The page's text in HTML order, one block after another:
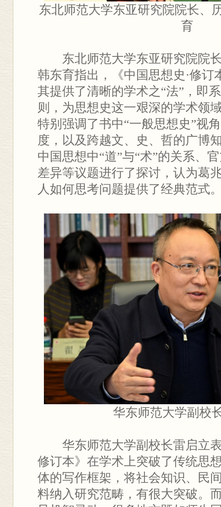
东北师范大学东亚研究院院长、
育
东北师范大学东亚研究院院
韩东育指出，《中国思想史·修订
其提供了清晰的学术之“法”，即
则，为思想史这一艰深的学术领
特别强调了书中“一般思想史”视
度，以及跨越文、史、哲的广博
中国思想中“道”与“术”的关系、
差异等议题进行了探讨，认为葛
人如何思考问题提供了经典范式
华东师范大学副校
华东师范大学副校长雷启立
修订本》在学术上突破了传统思
体的写作框架，将社会知识、民
料纳入研究范畴，有很大突破。